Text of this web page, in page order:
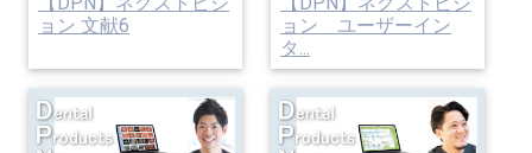
ョン 文献6
ョン ユーザーイン
タ...